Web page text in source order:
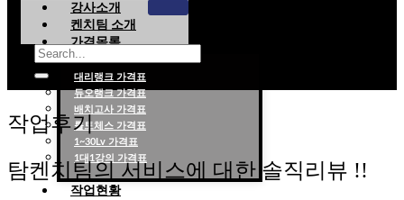
강사소개
켄치팀 소개
가격목록
대리랭크 가격표
듀오랭크 가격표
배치고사 가격표
롤토체스 가격표
1~30Lv 가격표
1대1강의 가격표
작업현황
작업후기
탐켄치팀의 서비스에 대한 솔직리뷰 !!